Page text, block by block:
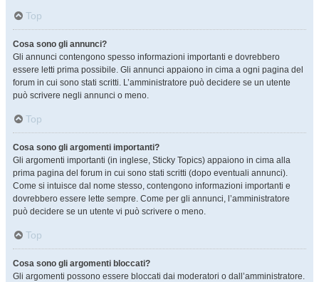
Top
Cosa sono gli annunci?
Gli annunci contengono spesso informazioni importanti e dovrebbero
essere letti prima possibile. Gli annunci appaiono in cima a ogni pagina del
forum in cui sono stati scritti. L’amministratore può decidere se un utente
può scrivere negli annunci o meno.
Top
Cosa sono gli argomenti importanti?
Gli argomenti importanti (in inglese, Sticky Topics) appaiono in cima alla
prima pagina del forum in cui sono stati scritti (dopo eventuali annunci).
Come si intuisce dal nome stesso, contengono informazioni importanti e
dovrebbero essere lette sempre. Come per gli annunci, l’amministratore
può decidere se un utente vi può scrivere o meno.
Top
Cosa sono gli argomenti bloccati?
Gli argomenti possono essere bloccati dai moderatori o dall’amministratore.